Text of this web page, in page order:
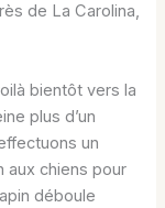
de La Carolina,
bientôt vers la
plus d’un
un
aux chiens pour
déboule